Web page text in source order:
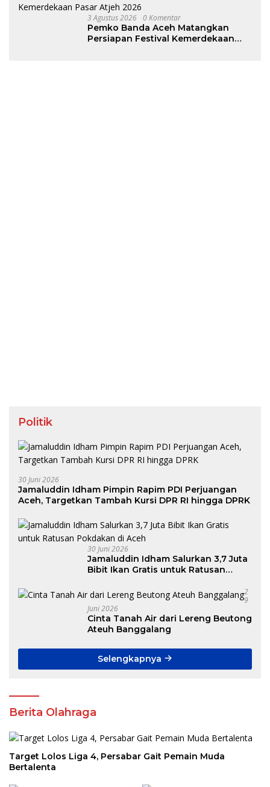
3 Agustus 2026 0 Komentar
Pemko Banda Aceh Matangkan
Persiapan Festival Kemerdekaan
Politik
30 Juni 2026
Jamaluddin Idham Pimpin Rapim PDI Perjuangan
Aceh, Targetkan Tambah Kursi DPR RI hingga DPRK
30 Juni 2026
Jamaluddin Idham Salurkan 3,7 Juta
Bibit Ikan Gratis untuk Ratusan
2
9
Juni 2026
Cinta Tanah Air dari Lereng Beutong
Ateuh Banggalang
Selengkapnya
Berita Olahraga
Target Lolos Liga 4, Persabar Gait Pemain Muda
Bertalenta